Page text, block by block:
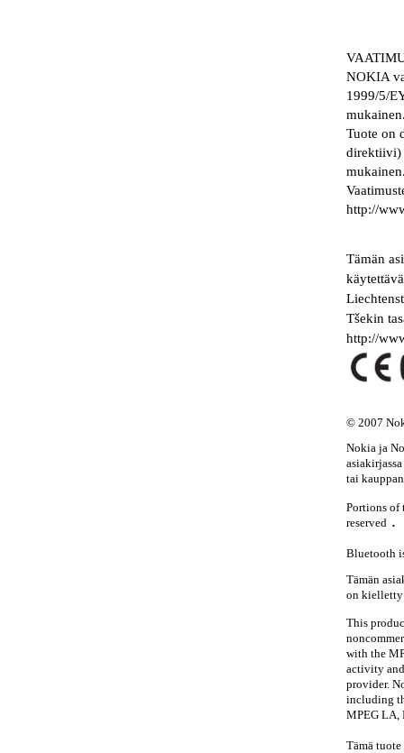
NOKIA
1999/5/
Tuote on
direktiivi)
http://
Tämän
Tšekin
http://
© 2007
Nokia ja
tai
Portions of
reserved .
Bluetooth
Tämän
on kielletty
This
with the
activity
provider.
including
MPEG LA,
Tämä